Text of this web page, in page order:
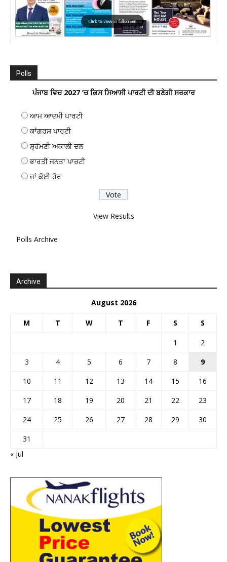
Polls
ਪੰਜਾਬ ਵਿਚ 2027 ’ਚ ਕਿਸ ਸਿਆਸੀ ਪਾਰਟੀ ਦੀ ਬਣੇਗੀ ਸਰਕਾਰ
ਆਮ ਆਦਮੀ ਪਾਰਟੀ
ਕਾਂਗਰਸ ਪਾਰਟੀ
ਸ਼੍ਰੋਮਣੀ ਅਕਾਲੀ ਦਲ
ਭਾਰਤੀ ਜਨਤਾ ਪਾਰਟੀ
ਜਾਂ ਕੋਈ ਹੋਰ
View Results
Polls Archive
Archive
August 2026
M T W T F S S
1
2
3
4 5 6 7 8
9
10
11 12 13 14 15
16
17
18 19 20 21 22
23
24
25 26 27 28 29
30
31
« Jul